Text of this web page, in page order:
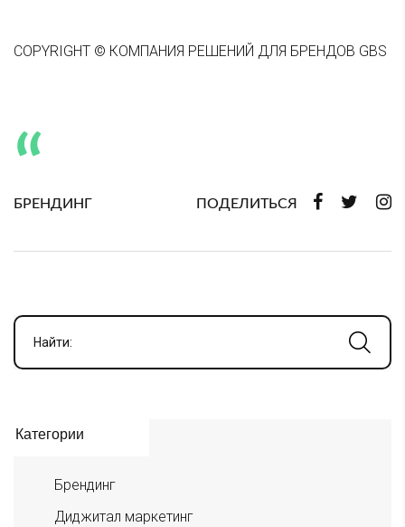
COPYRIGHT © КОМПАНИЯ РЕШЕНИЙ ДЛЯ БРЕНДОВ GBS
БРЕНДИНГ ПОДЕЛИТЬСЯ
Найти:
Категории
Брендинг
Диджитал маркетинг